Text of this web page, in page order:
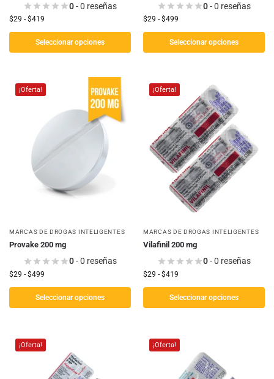
0- 0 reseñas
$29 - $419
Seleccionar opciones
0- 0 reseñas
$29 - $499
Seleccionar opciones
¡Oferta!
MARCAS DE DROGAS INTELIGENTES
Provake 200 mg
0- 0 reseñas
$29 - $499
Seleccionar opciones
¡Oferta!
MARCAS DE DROGAS INTELIGENTES
Vilafinil 200 mg
0- 0 reseñas
$29 - $419
Seleccionar opciones
¡Oferta! ¡Oferta!